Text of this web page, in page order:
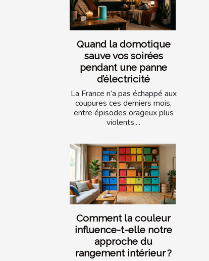
Quand la domotique
sauve vos soirées
pendant une panne
d’électricité
La France n’a pas échappé aux
coupures ces derniers mois,
entre épisodes orageux plus
violents,...
Comment la couleur
influence-t-elle notre
approche du
rangement intérieur ?